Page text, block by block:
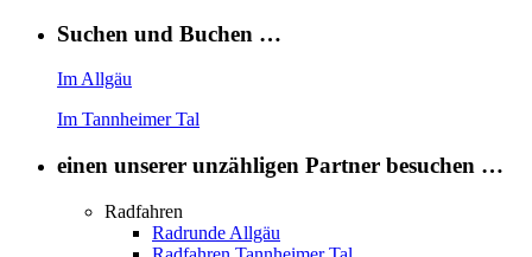
Suchen und Buchen …
Im Allgäu
Im Tannheimer Tal
einen unserer unzähligen Partner besuchen …
Radfahren
Radrunde Allgäu